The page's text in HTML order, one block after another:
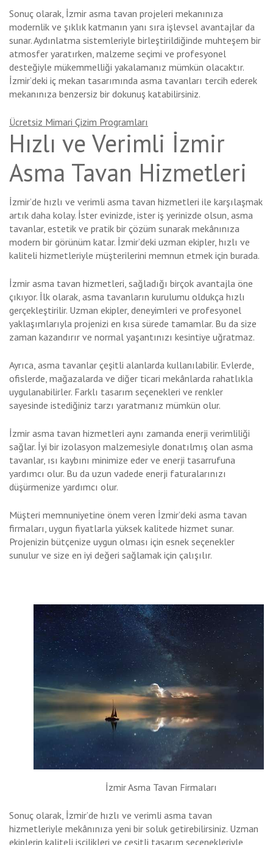
Sonuç olarak, İzmir asma tavan projeleri mekanınıza
modernlik ve şıklık katmanın yanı sıra işlevsel avantajlar da
sunar. Aydınlatma sistemleriyle birleştirildiğinde muhteşem bir
atmosfer yaratırken, malzeme seçimi ve profesyonel
desteğiyle mükemmelliği yakalamanız mümkün olacaktır.
İzmir’deki iç mekan tasarımında asma tavanları tercih ederek
mekanınıza benzersiz bir dokunuş katabilirsiniz.
Ücretsiz Mimari Çizim Programları
Hızlı ve Verimli İzmir
Asma Tavan Hizmetleri
İzmir’de hızlı ve verimli asma tavan hizmetleri ile karşılaşmak
artık daha kolay. İster evinizde, ister iş yerinizde olsun, asma
tavanlar, estetik ve pratik bir çözüm sunarak mekânınıza
modern bir görünüm katar. İzmir’deki uzman ekipler, hızlı ve
kaliteli hizmetleriyle müşterilerini memnun etmek için burada.
İzmir asma tavan hizmetleri, sağladığı birçok avantajla öne
çıkıyor. İlk olarak, asma tavanların kurulumu oldukça hızlı
gerçekleştirilir. Uzman ekipler, deneyimleri ve profesyonel
yaklaşımlarıyla projenizi en kısa sürede tamamlar. Bu da size
zaman kazandırır ve normal yaşantınızı kesintiye uğratmaz.
Ayrıca, asma tavanlar çeşitli alanlarda kullanılabilir. Evlerde,
ofislerde, mağazalarda ve diğer ticari mekânlarda rahatlıkla
uygulanabilirler. Farklı tasarım seçenekleri ve renkler
sayesinde istediğiniz tarzı yaratmanız mümkün olur.
İzmir asma tavan hizmetleri aynı zamanda enerji verimliliği
sağlar. İyi bir izolasyon malzemesiyle donatılmış olan asma
tavanlar, ısı kaybını minimize eder ve enerji tasarrufuna
yardımcı olur. Bu da uzun vadede enerji faturalarınızı
düşürmenize yardımcı olur.
Müşteri memnuniyetine önem veren İzmir’deki asma tavan
firmaları, uygun fiyatlarla yüksek kalitede hizmet sunar.
Projenizin bütçenize uygun olması için esnek seçenekler
sunulur ve size en iyi değeri sağlamak için çalışılır.
İzmir Asma Tavan Firmaları
Sonuç olarak, İzmir’de hızlı ve verimli asma tavan
hizmetleriyle mekânınıza yeni bir soluk getirebilirsiniz. Uzman
ekiplerin kaliteli işçilikleri ve çeşitli tasarım seçenekleriyle